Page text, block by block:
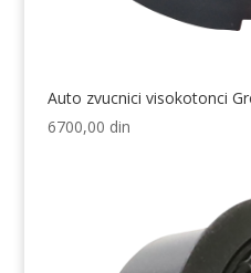
Auto zvucnici visokotonci
6700,00 din